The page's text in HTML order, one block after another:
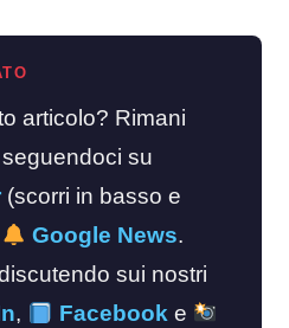
articolo? Rimani
su
(scorri in basso e
Google News.
sui nostri
, Facebooke